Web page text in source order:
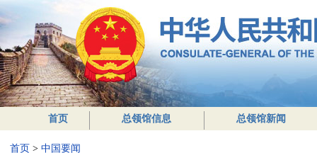
首页 总领馆信息 总领馆新闻
首页 > 中国要闻